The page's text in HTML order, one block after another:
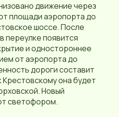
движение через
площади аэропорта до
шоссе. После
переулке появится
и одностороннее
от аэропорта до
дороги составит
она будет
Новый
светофором.